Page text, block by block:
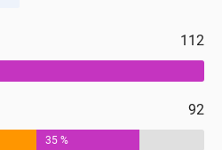
112
92
35 %